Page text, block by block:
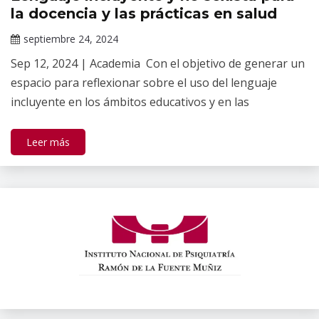
la docencia y las prácticas en salud
septiembre 24, 2024
Gallardo
Sep 12, 2024 | Academia Con el objetivo de generar un
espacio para reflexionar sobre el uso del lenguaje
incluyente en los ámbitos educativos y en las
Leer más